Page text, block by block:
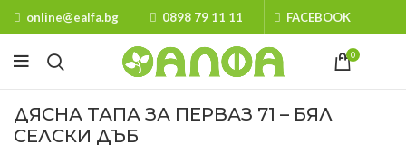
online@ealfa.bg 0898 79 11 11 FACEBOOK
0
ДЯСНА ТАПА ЗА ПЕРВАЗ 71 – БЯЛ
СЕЛСКИ ДЪБ